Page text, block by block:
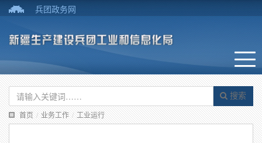
兵团政务网
搜索
首页 / 业务工作 / 工业运行